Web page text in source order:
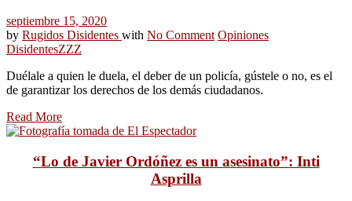
septiembre 15, 2020
by Rugidos Disidentes with No Comment Opiniones
DisidentesZZZ
Duélale a quien le duela, el deber de un policía, gústele o no, es el
de garantizar los derechos de los demás ciudadanos.
Read More
“Lo de Javier Ordóñez es un asesinato”: Inti
Asprilla